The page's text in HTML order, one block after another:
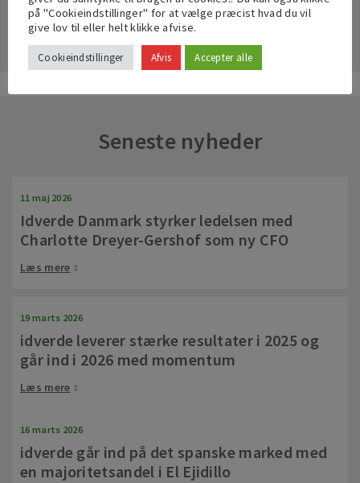
Seneste nyheder
11 maj 2026
Idverde Danmark styrker ledelsen med
Charlotte Dreyer-Gershof som ny CFO
Læs mere
19 marts 2026
idverde leverer stærke resultater i 2025 og
går ind i 2026 med momentum
Læs mere
16 marts 2026
idverde går ind på det spanske marked med
en majoritetsandel i El Ejidillo
på "Cookieindstillinger" for at vælge præcist hvad du vil
give lov til eller helt klikke afvise.
Cookieindstillinger Afvis Accepter alle